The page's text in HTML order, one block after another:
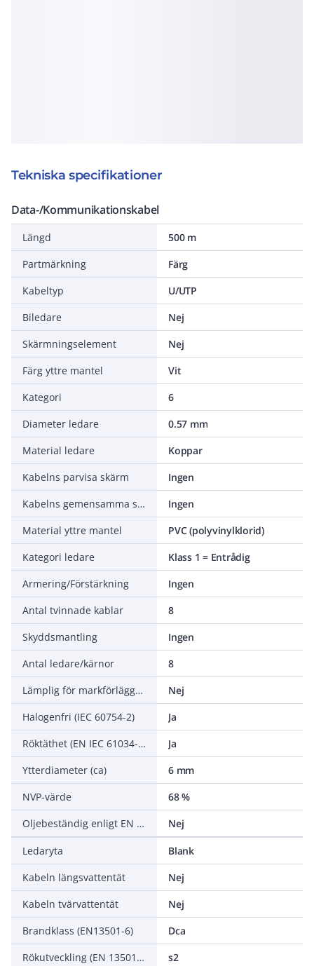
Tekniska specifikationer
Data-/Kommunikationskabel
Längd
500 m
Partmärkning
Färg
Kabeltyp
U/UTP
Biledare
Nej
Skärmningselement
Nej
Färg yttre mantel
Vit
Kategori
6
Diameter ledare
0.57 mm
Material ledare
Koppar
Kabelns parvisa skärm
Ingen
Kabelns gemensamma skärm
Ingen
Material yttre mantel
PVC (polyvinylklorid)
Kategori ledare
Klass 1 = Entrådig
Armering/Förstärkning
Ingen
Antal tvinnade kablar
8
Skyddsmantling
Ingen
Antal ledare/kärnor
8
Lämplig för markförläggning
Nej
Halogenfri (IEC 60754-2)
Ja
Röktäthet (EN IEC 61034-2)
Ja
Ytterdiameter (ca)
6 mm
NVP-värde
68 %
Oljebeständig enligt EN IEC 60811-404
Nej
Ledaryta
Blank
Kabeln längsvattentät
Nej
Kabeln tvärvattentät
Nej
Brandklass (EN13501-6)
Dca
Rökutveckling (EN 13501-6)
s2